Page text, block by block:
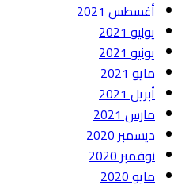
أغسطس 2021
يوليو 2021
يونيو 2021
مايو 2021
أبريل 2021
مارس 2021
ديسمبر 2020
نوفمبر 2020
مايو 2020